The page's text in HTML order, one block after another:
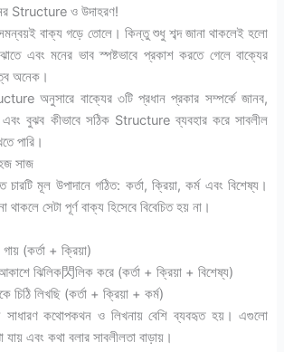
Structure ও উদাহরণ!
সমন্বয়ই বাক্য গড়ে তোলে। কিন্তু শুধু শব্দ জানা থাকলেই হলো
এবং মনের ভাব স্পষ্টভাবে প্রকাশ করতে গেলে বাক্যের
অনেক।
অনুসারে বাক্যের ৩টি প্রধান প্রকার সম্পর্কে জানব,
বুঝব কীভাবে সঠিক Structure ব্যবহার করে সাবলীল
পারি।
সাজ
মূল উপাদানে গঠিত: কর্তা, ক্রিয়া, কর্ম এবং বিশেষ্য।
সেটা পূর্ণ বাক্য হিসেবে বিবেচিত হয় না।
গায় (কর্তা + ক্রিয়া)
আকাশে ঝিলিক閃লিক করে (কর্তা + ক্রিয়া + বিশেষ্য)
চিঠি লিখছি (কর্তা + ক্রিয়া + কর্ম)
সাধারণ কথোপকথন ও লিখনায় বেশি ব্যবহৃত হয়। এগুলো
যায় এবং কথা বলার সাবলীলতা বাড়ায়।